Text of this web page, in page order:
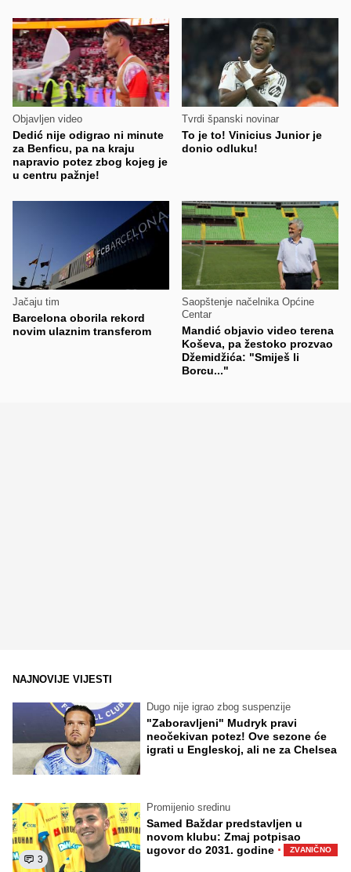
Objavljen video
Dedić nije odigrao ni minute
za Benficu, pa na kraju
napravio potez zbog kojeg je
u centru pažnje!
Tvrdi španski novinar
To je to! Vinicius Junior je
donio odluku!
Jačaju tim
Barcelona oborila rekord
novim ulaznim transferom
Saopštenje načelnika Općine
Centar
Mandić objavio video terena
Koševa, pa žestoko prozvao
Džemidžića: "Smiješ li
Borcu..."
NAJNOVIJE VIJESTI
Dugo nije igrao zbog suspenzije
"Zaboravljeni" Mudryk pravi
neočekivan potez! Ove sezone će
igrati u Engleskoj, ali ne za Chelsea
3
Promijenio sredinu
Samed Baždar predstavljen u
novom klubu: Zmaj potpisao
ugovor do 2031. godine · ZVANIČNO